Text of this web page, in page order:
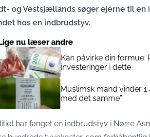
og Vestsjællands søger ejerne til
hos en indbrudstyv.
nu læser andre
Kan påvirke din formue:
investeringer i dette
Muslimsk mand vinder
med det samme”
har fanget en indbrudstyv i Nørre